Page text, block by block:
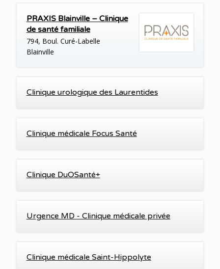
PRAXIS Blainville – Clinique
de santé familiale
794, Boul. Curé-Labelle
Blainville
Clinique urologique des Laurentides
Clinique médicale Focus Santé
Clinique DuOSanté+
Urgence MD - Clinique médicale privée
Clinique médicale Saint-Hippolyte